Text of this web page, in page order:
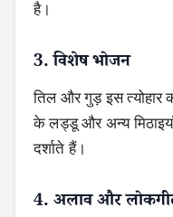
है।
3. विशेष भोजन
तिल और गुड़ इस त्योहार
के लड्डू और अन्य मिठाइयाँ
दर्शाते हैं।
4. अलाव और